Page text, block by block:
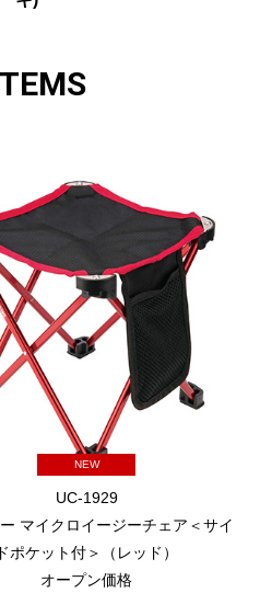
NEW
UC-1929
マイクロイージーチェア＜サイ
ポケット付＞（レッド）
オープン価格